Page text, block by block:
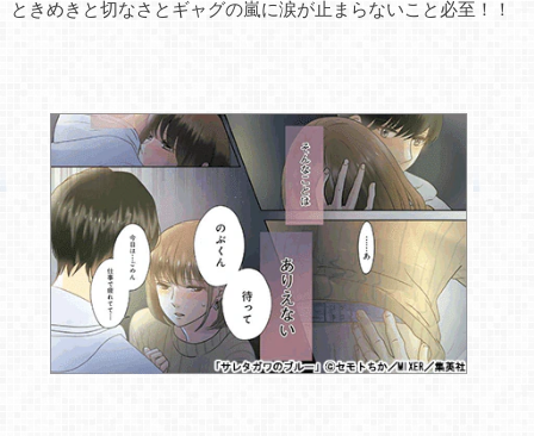
ときめきと切なさとギャグの嵐に涙が止まらないこと必至！！